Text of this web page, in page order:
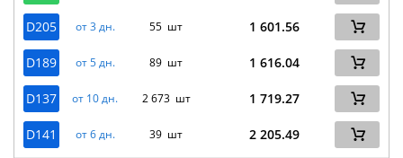
D205 от 3 дн. 55 шт 1 601.56
D189 от 5 дн. 89 шт 1 616.04
D137 от 10 дн. 2 673 шт 1 719.27
D141 от 6 дн. 39 шт 2 205.49